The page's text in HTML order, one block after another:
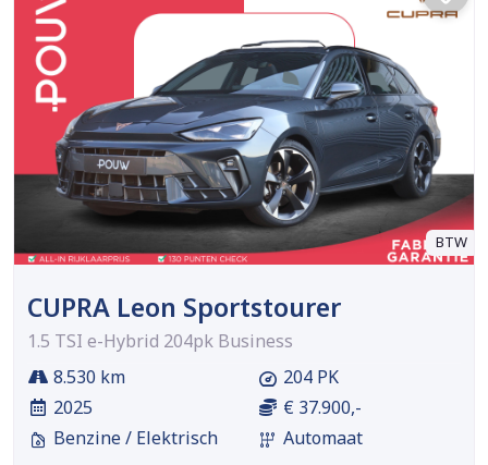
BTW
CUPRA Leon Sportstourer
1.5 TSI e-Hybrid 204pk Business
8.530 km
2025
Benzine / Elektrisch
204 PK
€ 37.900,-
Automaat